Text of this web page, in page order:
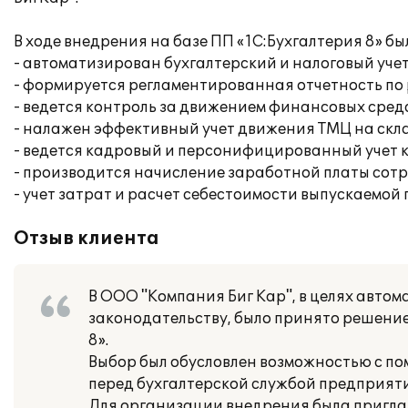
В ходе внедрения на базе ПП «1С:Бухгалтерия 8»
- автоматизирован бухгалтерский и налоговый
- формируется регламентированная отчетность
- ведется контроль за движением финансовых
- налажен эффективный учет движения ТМЦ на
- ведется кадровый и персонифицированный учет
- производится начисление заработной платы
- учет затрат и расчет себестоимости
Отзыв клиента
В ООО "Компания Биг Кар", в целях
законодательству, было принято
8».
Выбор был обусловлен возможностью с
перед бухгалтерской службой